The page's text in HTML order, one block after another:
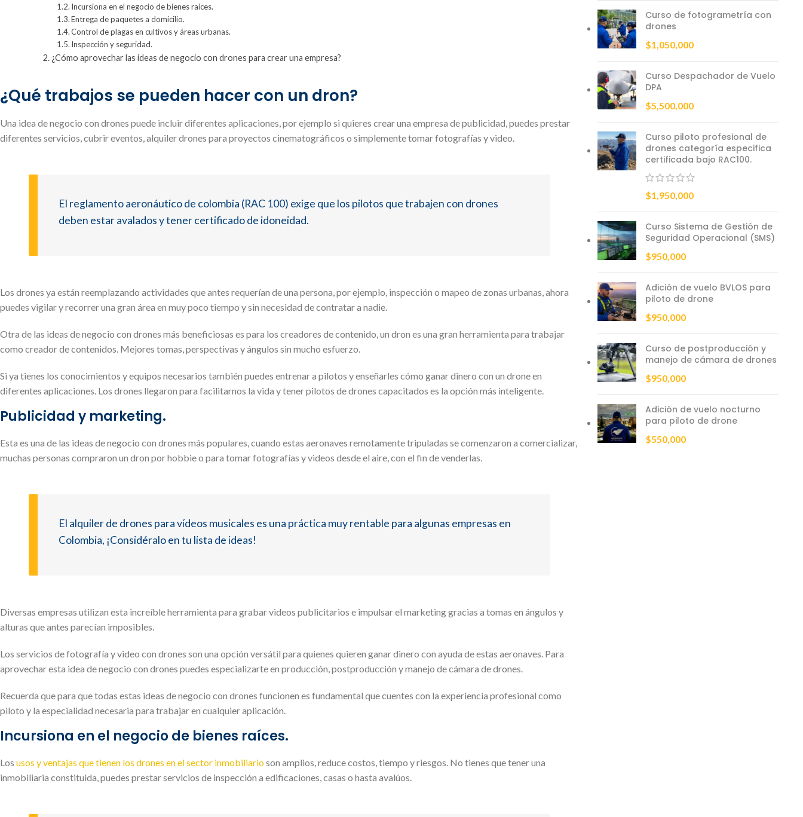
Incursiona en el negocio de bienes raíces.
Entrega de paquetes a domicilio.
Control de plagas en cultivos y áreas urbanas.
Inspección y seguridad.
¿Cómo aprovechar las ideas de negocio con drones para crear una empresa?
¿Qué trabajos se pueden hacer con un dron?
Una idea de negocio con drones puede incluir diferentes aplicaciones, por ejemplo si quieres crear una empresa de publicidad, puedes prestar
diferentes servicios, cubrir eventos, alquiler drones para proyectos cinematográficos o simplemente tomar fotografías y video.
El reglamento aeronáutico de colombia (RAC 100) exige que los pilotos que trabajen con drones
deben estar avalados y tener certificado de idoneidad.
Los drones ya están reemplazando actividades que antes requerían de una persona, por ejemplo, inspección o mapeo de zonas urbanas, ahora
puedes vigilar y recorrer una gran área en muy poco tiempo y sin necesidad de contratar a nadie.
Otra de las ideas de negocio con drones más beneficiosas es para los creadores de contenido, un dron es una gran herramienta para trabajar
como creador de contenidos. Mejores tomas, perspectivas y ángulos sin mucho esfuerzo.
Si ya tienes los conocimientos y equipos necesarios también puedes entrenar a pilotos y enseñarles cómo ganar dinero con un drone en
diferentes aplicaciones. Los drones llegaron para facilitarnos la vida y tener pilotos de drones capacitados es la opción más inteligente.
Publicidad y marketing.
Esta es una de las ideas de negocio con drones más populares, cuando estas aeronaves remotamente tripuladas se comenzaron a comercializar,
muchas personas compraron un dron por hobbie o para tomar fotografías y videos desde el aire, con el fin de venderlas.
El alquiler de drones para vídeos musicales es una práctica muy rentable para algunas empresas en
Colombia, ¡Considéralo en tu lista de ideas!
Diversas empresas utilizan esta increíble herramienta para grabar videos publicitarios e impulsar el marketing gracias a tomas en ángulos y
alturas que antes parecían imposibles.
Los servicios de fotografía y video con drones son una opción versátil para quienes quieren ganar dinero con ayuda de estas aeronaves. Para
aprovechar esta idea de negocio con drones puedes especializarte en producción, postproducción y manejo de cámara de drones.
Recuerda que para que todas estas ideas de negocio con drones funcionen es fundamental que cuentes con la experiencia profesional como
piloto y la especialidad necesaria para trabajar en cualquier aplicación.
Incursiona en el negocio de bienes raíces.
Los usos y ventajas que tienen los drones en el sector inmobiliarioson amplios, reduce costos, tiempo y riesgos. No tienes que tener una
inmobiliaria constituida, puedes prestar servicios de inspección a edificaciones, casas o hasta avalúos.
Curso de fotogrametría con
drones
$1,050,000
Curso Despachador de Vuelo
DPA
$5,500,000
Curso piloto profesional de
drones categoría especifica
certificada bajo RAC100.
$1,950,000
Curso Sistema de Gestión de
Seguridad Operacional (SMS)
$950,000
Adición de vuelo BVLOS para
piloto de drone
$950,000
Curso de postproducción y
manejo de cámara de drones
$950,000
Adición de vuelo nocturno
para piloto de drone
$550,000